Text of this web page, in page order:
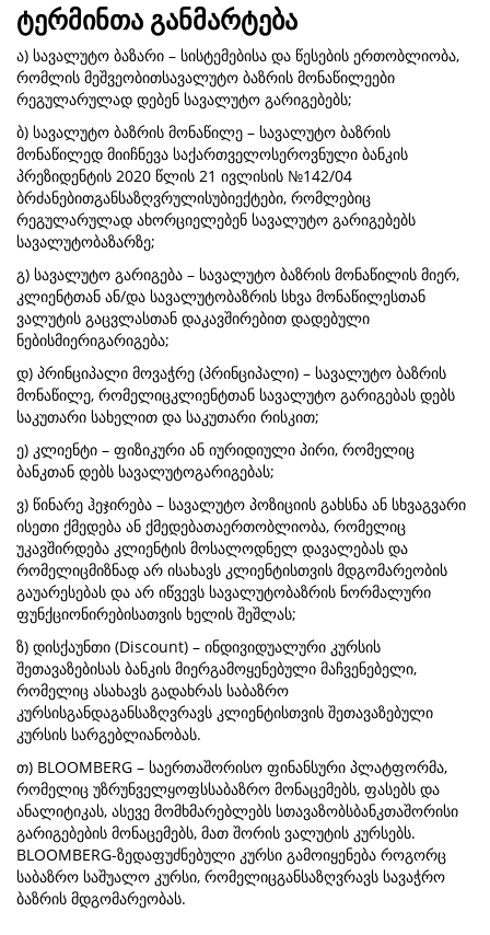
ტერმინთა განმარტება
ა) სავალუტო ბაზარი – სისტემებისა და წესების ერთობლიობა,
რომლის მეშვეობითსავალუტო ბაზრის მონაწილეები
რეგულარულად დებენ სავალუტო გარიგებებს;
ბ) სავალუტო ბაზრის მონაწილე – სავალუტო ბაზრის
მონაწილედ მიიჩნევა საქართველოსეროვნული ბანკის
პრეზიდენტის 2020 წლის 21 ივლისის №142/04
ბრძანებითგანსაზღვრულისუბიექტები, რომლებიც
რეგულარულად ახორციელებენ სავალუტო გარიგებებს
სავალუტობაზარზე;
გ) სავალუტო გარიგება – სავალუტო ბაზრის მონაწილის მიერ,
კლიენტთან ან/და სავალუტობაზრის სხვა მონაწილესთან
ვალუტის გაცვლასთან დაკავშირებით დადებული
ნებისმიერიგარიგება;
დ) პრინციპალი მოვაჭრე (პრინციპალი) – სავალუტო ბაზრის
მონაწილე, რომელიცკლიენტთან სავალუტო გარიგებას დებს
საკუთარი სახელით და საკუთარი რისკით;
ე) კლიენტი – ფიზიკური ან იურიდიული პირი, რომელიც
ბანკთან დებს სავალუტოგარიგებას;
ვ) წინარე ჰეჯირება – სავალუტო პოზიციის გახსნა ან სხვაგვარი
ისეთი ქმედება ან ქმედებათაერთობლიობა, რომელიც
უკავშირდება კლიენტის მოსალოდნელ დავალებას და
რომელიცმიზნად არ ისახავს კლიენტისთვის მდგომარეობის
გაუარესებას და არ იწვევს სავალუტობაზრის ნორმალური
ფუნქციონირებისათვის ხელის შეშლას;
ზ) დისქაუნთი (Discount) – ინდივიდუალური კურსის
შეთავაზებისას ბანკის მიერგამოყენებული მაჩვენებელი,
რომელიც ასახავს გადახრას საბაზრო
კურსისგანდაგანსაზღვრავს კლიენტისთვის შეთავაზებული
კურსის სარგებლიანობას.
თ) BLOOMBERG – საერთაშორისო ფინანსური პლატფორმა,
რომელიც უზრუნველყოფსსაბაზრო მონაცემებს, ფასებს და
ანალიტიკას, ასევე მომხმარებლებს სთავაზობსბანკთაშორისი
გარიგებების მონაცემებს, მათ შორის ვალუტის კურსებს.
BLOOMBERG-ზედაფუძნებული კურსი გამოიყენება როგორც
საბაზრო საშუალო კურსი, რომელიცგანსაზღვრავს სავაჭრო
ბაზრის მდგომარეობას.